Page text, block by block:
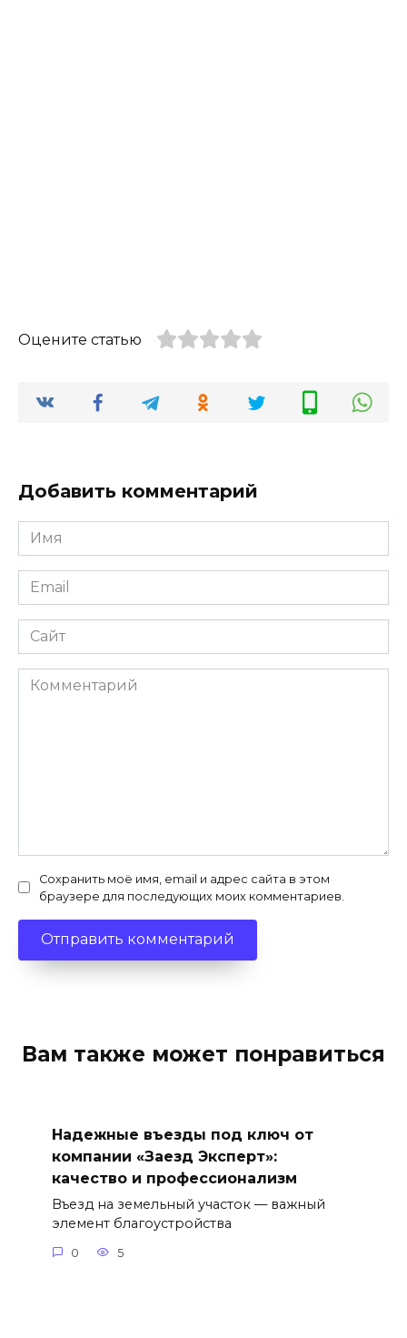
Оцените статью
Добавить комментарий
Имя
*
Email
*
Сайт
Комментарий
Сохранить моё имя, email и адрес сайта в этом
браузере для последующих моих комментариев.
Вам также может понравиться
Надежные въезды под ключ от
компании «Заезд Эксперт»:
качество и профессионализм
Въезд на земельный участок — важный
элемент благоустройства
0 5